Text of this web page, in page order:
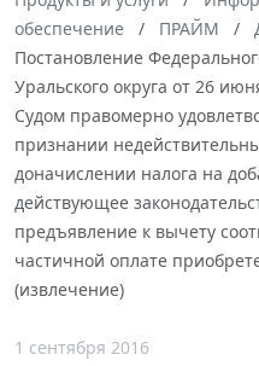
обеспечение
ПРАЙМ
Постановление
Уральского округа от 26
Судом правомерно
признании
доначислении налога на
действующее
предъявление к вычету
частичной оплате
(извлечение)
1 сентября 2016